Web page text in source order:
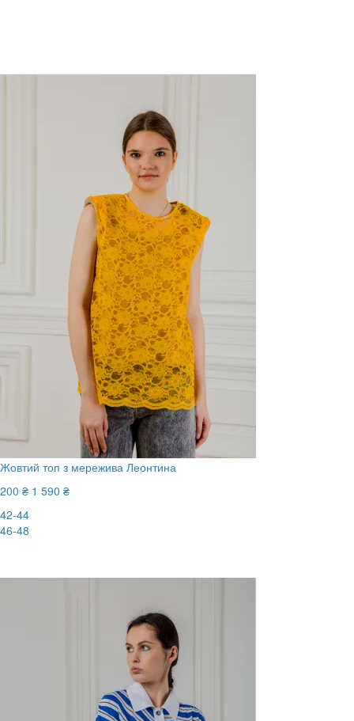
Жовтий топ з мережива Леонтина
200 ₴ 1 590 ₴
42-44
46-48